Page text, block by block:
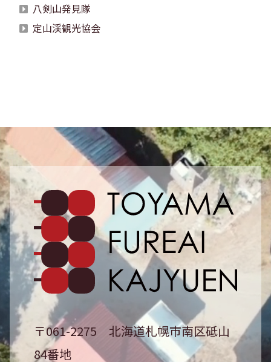
八剣山発見隊
定山渓観光協会
砥山ふ
〒061-2275
北海道札幌市南区砥山
84番地